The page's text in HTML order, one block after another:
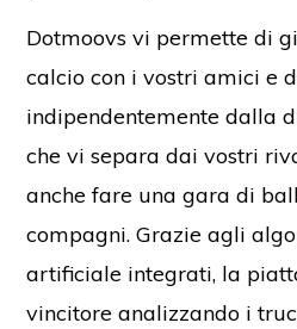
Dotmoovs vi permette di
calcio con i vostri amici e
indipendentemente dalla
che vi separa dai vostri
anche fare una gara di
compagni. Grazie agli
artificiale integrati, la
vincitore analizzando i